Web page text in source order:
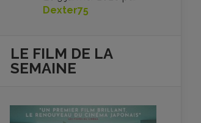
Dexter75
LE FILM DE LA
SEMAINE